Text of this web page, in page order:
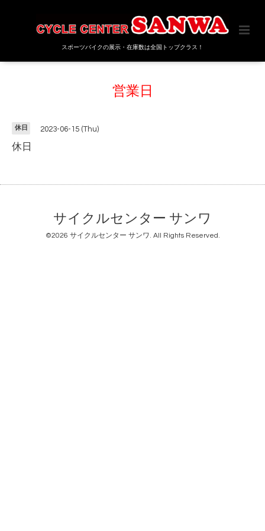
スポーツバイクの展示・在庫数は全国トップクラス！
営業日
休日 2023-06-15 (Thu)
休日
サイクルセンター サンワ
©2026 サイクルセンター サンワ. All Rights Reserved.